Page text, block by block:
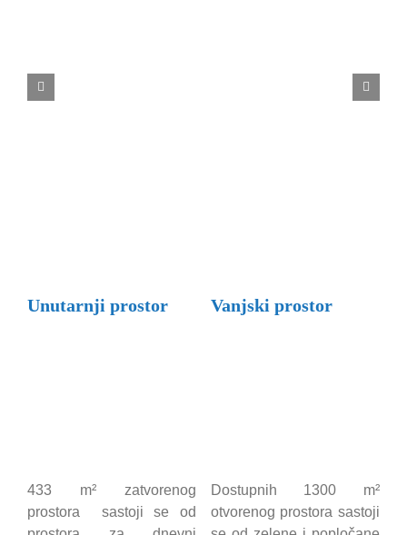
Unutarnji prostor
433 m² zatvorenog
prostora
sastoji se od
Vanjski prostor
Dostupnih 1300 m²
otvorenog prostora sastoji